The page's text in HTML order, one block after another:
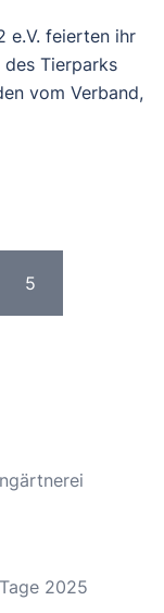
e.V. feierten ihr
Tierparks
vom Verband,
5
2025